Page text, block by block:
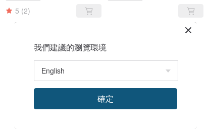
5 (2)
我們建議的瀏覽環境
確定